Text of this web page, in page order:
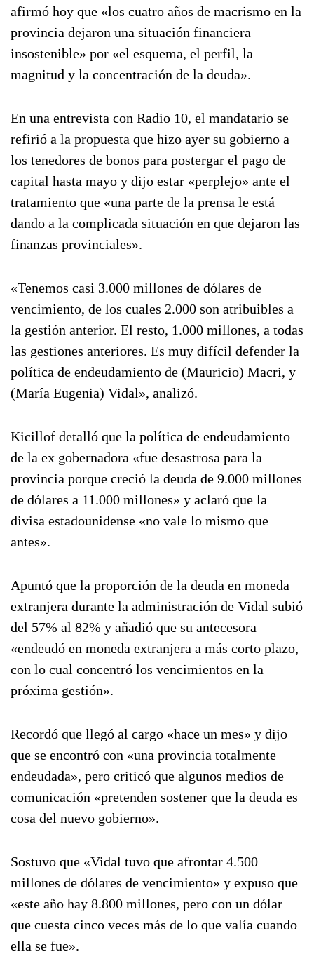
afirmó hoy que «los cuatro años de macrismo en la
provincia dejaron una situación financiera
insostenible» por «el esquema, el perfil, la
magnitud y la concentración de la deuda».
En una entrevista con Radio 10, el mandatario se
refirió a la propuesta que hizo ayer su gobierno a
los tenedores de bonos para postergar el pago de
capital hasta mayo y dijo estar «perplejo» ante el
tratamiento que «una parte de la prensa le está
dando a la complicada situación en que dejaron las
finanzas provinciales».
«Tenemos casi 3.000 millones de dólares de
vencimiento, de los cuales 2.000 son atribuibles a
la gestión anterior. El resto, 1.000 millones, a todas
las gestiones anteriores. Es muy difícil defender la
política de endeudamiento de (Mauricio) Macri, y
(María Eugenia) Vidal», analizó.
Kicillof detalló que la política de endeudamiento
de la ex gobernadora «fue desastrosa para la
provincia porque creció la deuda de 9.000 millones
de dólares a 11.000 millones» y aclaró que la
divisa estadounidense «no vale lo mismo que
antes».
Apuntó que la proporción de la deuda en moneda
extranjera durante la administración de Vidal subió
del 57% al 82% y añadió que su antecesora
«endeudó en moneda extranjera a más corto plazo,
con lo cual concentró los vencimientos en la
próxima gestión».
Recordó que llegó al cargo «hace un mes» y dijo
que se encontró con «una provincia totalmente
endeudada», pero criticó que algunos medios de
comunicación «pretenden sostener que la deuda es
cosa del nuevo gobierno».
Sostuvo que «Vidal tuvo que afrontar 4.500
millones de dólares de vencimiento» y expuso que
«este año hay 8.800 millones, pero con un dólar
que cuesta cinco veces más de lo que valía cuando
ella se fue».